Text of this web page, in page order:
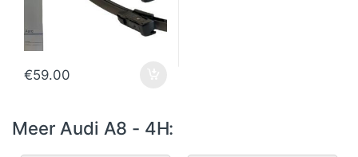
€59.00
Meer Audi A8 - 4H: